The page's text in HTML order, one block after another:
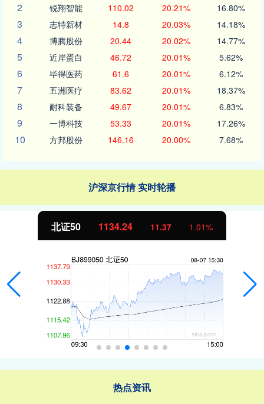
2 锐翔智能 110.02 20.21% 16.80%
3 志特新材 14.8 20.03% 14.18%
4 博腾股份 20.44 20.02% 14.77%
5 近岸蛋白 46.72 20.01% 5.62%
6 毕得医药 61.6 20.01% 6.12%
7 五洲医疗 83.62 20.01% 18.37%
8 耐科装备 49.67 20.01% 6.83%
9 一博科技 53.33 20.01% 17.26%
10 方邦股份 146.16 20.00% 7.68%
沪深京行情 实时轮播
北证50 1134.24 11.37 1.01%
热点资讯